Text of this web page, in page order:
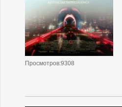
Просмотров:9308